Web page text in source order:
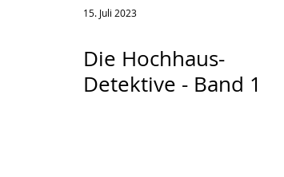
15. Juli 2023
Die Hochhaus-
Detektive - Band 1